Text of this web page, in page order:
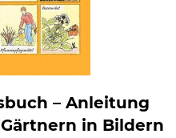
– Anleitung
in Bildern